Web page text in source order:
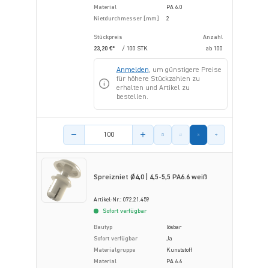
Material
PA 6.0
Nietdurchmesser [mm]
2
Stückpreis
Anzahl
23,20 €*
/ 100 STK ab 100
Anmelden, um günstigere Preise
für höhere Stückzahlen zu
erhalten und Artikel zu
bestellen.
Menge des Artikels
Spreizniet Ø4,0 | 4,5-5,5 PA6.6 weiß
Artikel-Nr.: 072.21.459
Sofort verfügbar
Bautyp
lösbar
Sofort verfügbar
Ja
Materialgruppe
Kunststoff
Material
PA 6.6